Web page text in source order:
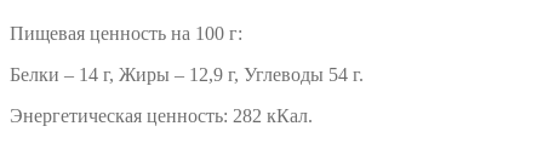
Пищевая ценность на 100 г:
Белки – 14 г, Жиры – 12,9 г, Углеводы 54 г.
Энергетическая ценность: 282 кКал.